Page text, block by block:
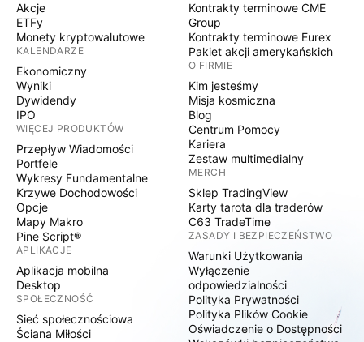
Akcje
ETFy
Monety kryptowalutowe
KALENDARZE
Ekonomiczny
Wyniki
Dywidendy
IPO
WIĘCEJ PRODUKTÓW
Przepływ Wiadomości
Portfele
Wykresy Fundamentalne
Krzywe Dochodowości
Opcje
Mapy Makro
Pine Script®
APLIKACJE
Aplikacja mobilna
Desktop
SPOŁECZNOŚĆ
Sieć społecznościowa
Ściana Miłości
Kontrakty terminowe CME
Group
Kontrakty terminowe Eurex
Pakiet akcji amerykańskich
O FIRMIE
Kim jesteśmy
Misja kosmiczna
Blog
Centrum Pomocy
Kariera
Zestaw multimedialny
MERCH
Sklep TradingView
Karty tarota dla traderów
C63 TradeTime
ZASADY I BEZPIECZEŃSTWO
Warunki Użytkowania
Wyłączenie
odpowiedzialności
Polityka Prywatności
Polityka Plików Cookie
Oświadczenie o Dostępności